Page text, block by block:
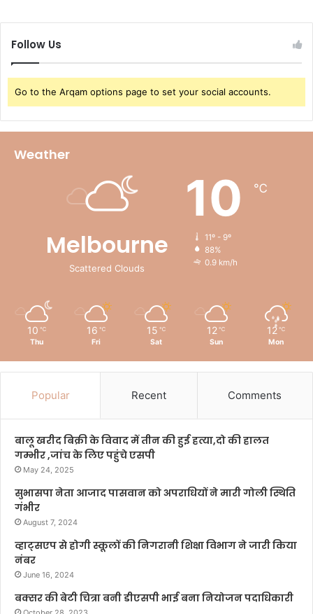
Follow Us
Go to the Arqam options page to set your social accounts.
Weather
Melbourne
Scattered Clouds
10 ℃
11º - 9º
88%
0.9 km/h
10 ℃
Thu
16 ℃
Fri
15 ℃
Sat
12 ℃
Sun
12 ℃
Mon
Popular Recent Comments
बालू खरीद बिक्री के विवाद में तीन की हुई हत्या,दो की हालत
गम्भीर ,जांच के लिए पहुंचे एसपी
May 24, 2025
सुभासपा नेता आजाद पासवान को अपराधियों ने मारी गोली स्थिति
गंभीर
August 7, 2024
व्हाट्सएप से होगी स्कूलों की निगरानी शिक्षा विभाग ने जारी किया
नंबर
June 16, 2024
बक्सर की बेटी चित्रा बनी डीएसपी भाई बना नियोजन पदाधिकारी